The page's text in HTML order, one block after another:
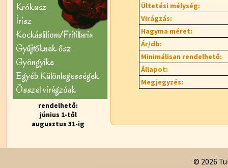
Krókusz
Írisz
Kockásliliom/Fritillaria
Gyűjtőknek ősz
Gyöngyike
Egyéb Különlegességek
Õsszel virágzóak
rendelhető:
június 1-től
augusztus 31-ig
Ültetési mélység:
Virágzás:
Hagyma méret:
Ár/db:
Minimálisan rendelhető:
Állapot:
Megjegyzés:
© 2026